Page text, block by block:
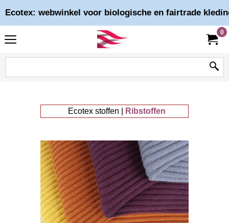
Ecotex: webwinkel voor biologische en fairtrade
0
Ecotex stoffen |
Ribstoffen